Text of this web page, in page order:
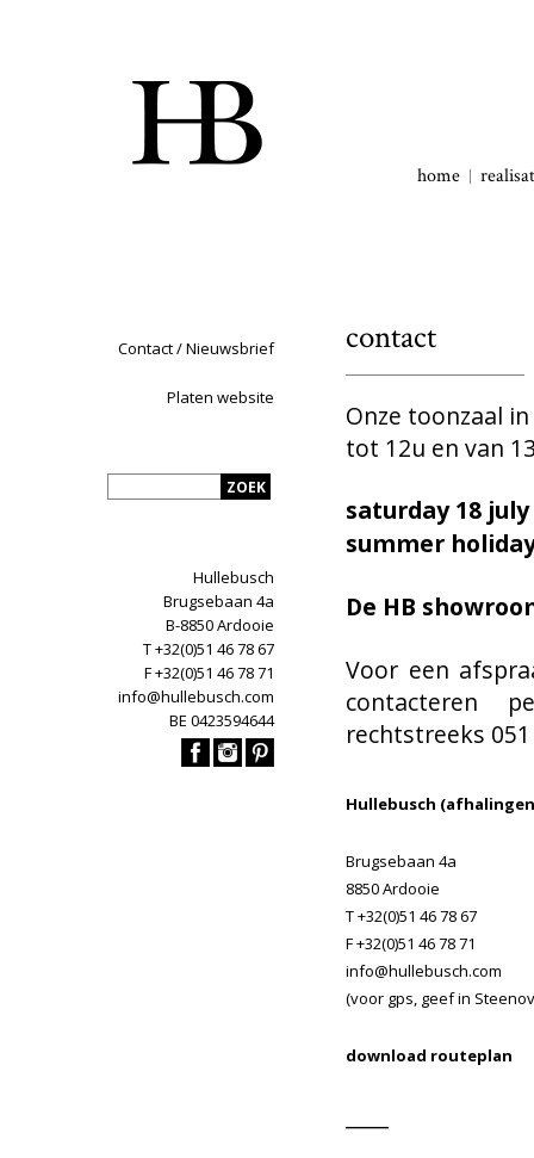
home
Contact / Nieuwsbrief
Platen website
Hullebusch
Brugsebaan 4a
B-8850 Ardooie
T +32(0)51 46 78 67
F +32(0)51 46 78 71
info@hullebusch.com
BE 0423594644
contact
Onze toonzaal
tot 12u en van
saturday 18
summer
De HB
Voor een
contacteren
rechtstreeks 051
Hullebusch
Brugsebaan 4a
8850 Ardooie
T +32(0)51 46 78 67
F +32(0)51 46 78 71
info@hullebusch.com
(voor gps, geef in
download routeplan